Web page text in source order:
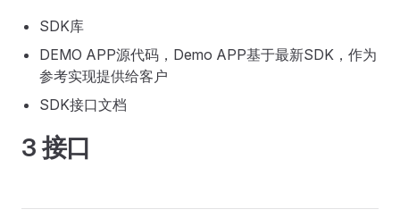
SDK库
DEMO APP源代码，Demo APP基于最新SDK，作为
参考实现提供给客户
SDK接口文档
3 接口